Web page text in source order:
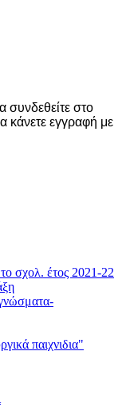
συνδεθείτε στο
κάνετε εγγραφή με
σχολ. έτος 2021-22
παιχνιδια"